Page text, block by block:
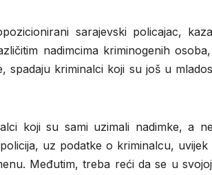
sarajevski policajac,
nadimcima kriminogenih
spadaju kriminalci koji su još u
koji su sami uzimali nadimke, a
uz podatke o kriminalcu,
Međutim, treba reći da se u